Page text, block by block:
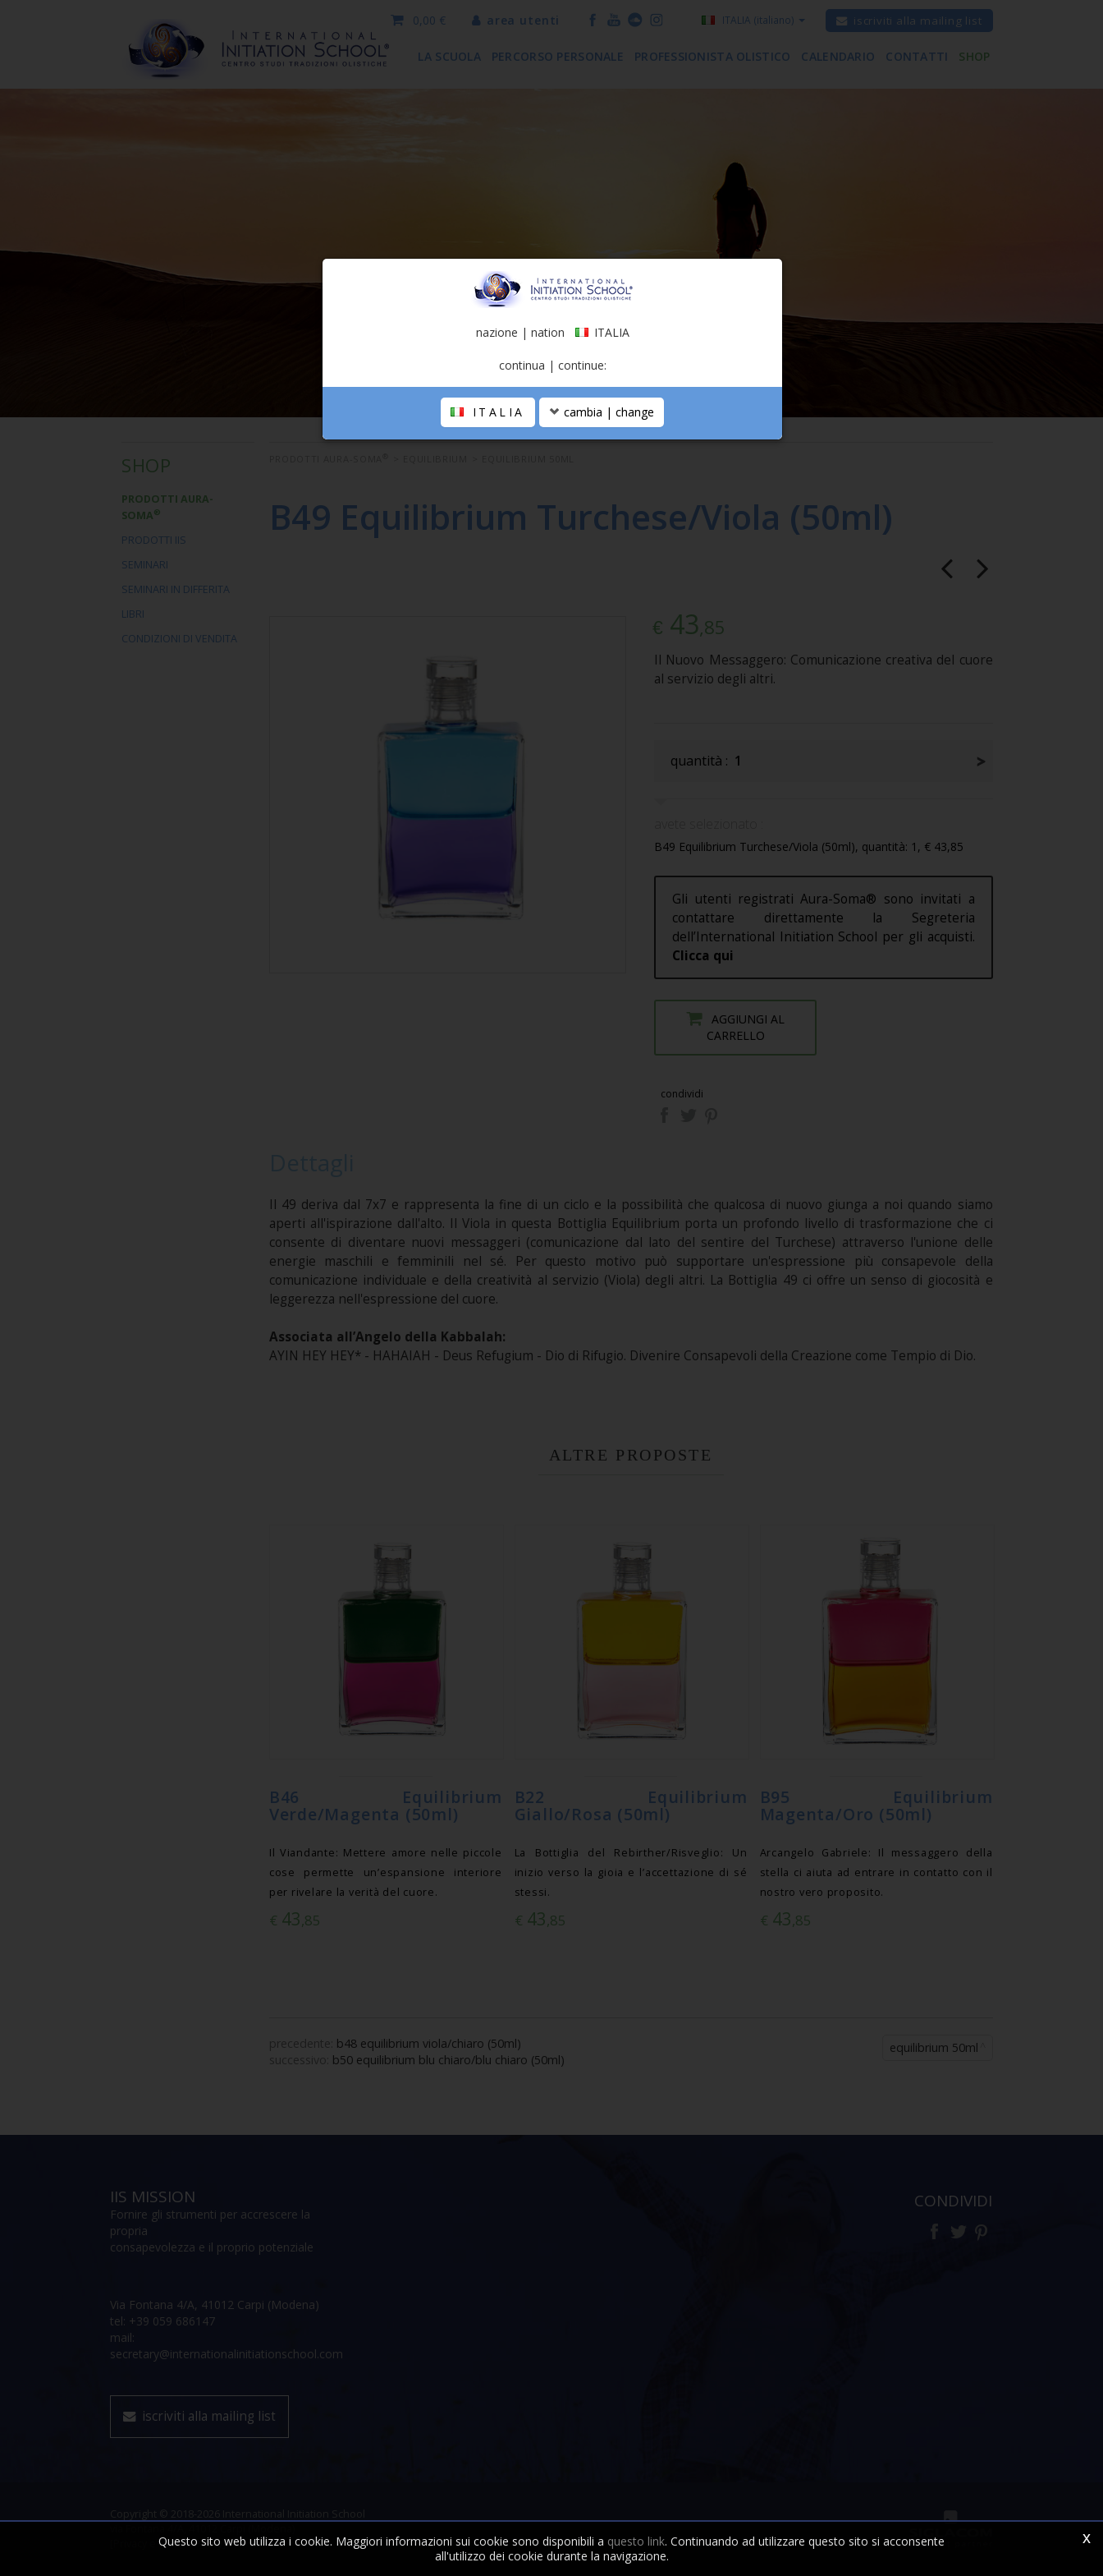
iscriviti alla mailing list
ITALIA (italiano)
area utenti
0,00 €
LA SCUOLA PERCORSO PERSONALE PROFESSIONISTA OLISTICO CALENDARIO CONTATTI SHOP
SHOP
PRODOTTI AURA-
SOMA®
PRODOTTI IIS
SEMINARI
SEMINARI IN DIFFERITA
LIBRI
CONDIZIONI DI VENDITA
B49 Equilibrium Turchese/Viola (50ml)
€ 43,85
Il Nuovo Messaggero: Comunicazione creativa del cuore
al servizio degli altri.
quantità : 1
B49 Equilibrium Turchese/Viola (50ml), quantità: 1, € 43,85
Gli utenti registrati Aura-Soma® sono invitati a
contattare direttamente la Segreteria
dell’International Initiation School per gli acquisti.
Clicca qui
AGGIUNGI AL
CARRELLO
condividi
Il 49 deriva dal 7x7 e rappresenta la fine di un ciclo e la possibilità che qualcosa di nuovo giunga a noi quando siamo
aperti all'ispirazione dall'alto. Il Viola in questa Bottiglia Equilibrium porta un profondo livello di trasformazione che ci
consente di diventare nuovi messaggeri (comunicazione dal lato del sentire del Turchese) attraverso l'unione delle
energie maschili e femminili nel sé. Per questo motivo può supportare un'espressione più consapevole della
comunicazione individuale e della creatività al servizio (Viola) degli altri. La Bottiglia 49 ci offre un senso di giocosità e
leggerezza nell'espressione del cuore.
Associata all’Angelo della Kabbalah:
AYIN HEY HEY* - HAHAIAH - Deus Refugium - Dio di Rifugio. Divenire Consapevoli della Creazione come Tempio di Dio.
ALTRE PROPOSTE
B46 Equilibrium
Verde/Magenta (50ml)
Il Viandante: Mettere amore nelle piccole
cose permette un’espansione interiore
per rivelare la verità del cuore.
€ 43,85
B22 Equilibrium
Giallo/Rosa (50ml)
La Bottiglia del Rebirther/Risveglio: Un
inizio verso la gioia e l’accettazione di sé
stessi.
€ 43,85
B95 Equilibrium
Magenta/Oro (50ml)
Arcangelo Gabriele: Il messaggero della
stella ci aiuta ad entrare in contatto con il
nostro vero proposito.
€ 43,85
precedente: b48 equilibrium viola/chiaro (50ml)
successivo: b50 equilibrium blu chiaro/blu chiaro (50ml)
equilibrium 50ml
IIS MISSION
Fornire gli strumenti per accrescere la
propria
consapevolezza e il proprio potenziale
Via Fontana 4/A, 41012 Carpi (Modena)
tel: +39 059 686147
mail:
secretary@internationalinitiationschool.com
iscriviti alla mailing list
CONDIVIDI
Copyright © 2018-2026 International Initiation School
[Privacy e Cookie Policy]
x
Questo sito web utilizza i cookie. Maggiori informazioni sui cookie sono disponibili a questo link. Continuando ad utilizzare questo sito si acconsente
all'utilizzo dei cookie durante la navigazione.
nazione | nation ITALIA
continua | continue:
ITALIA cambia | change